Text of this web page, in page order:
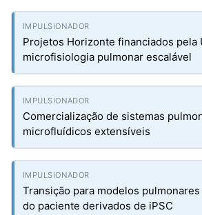
Projetos Horizonte financiados pela
microfisiologia pulmonar escalável
Comercialização de sistemas
microfluídicos extensíveis
Transição para modelos
do paciente derivados de iPSC